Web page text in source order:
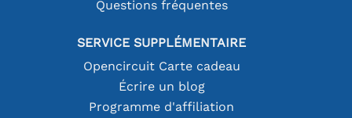
Questions fréquentes
SERVICE SUPPLÉMENTAIRE
Opencircuit Carte cadeau
Écrire un blog
Programme d'affiliation